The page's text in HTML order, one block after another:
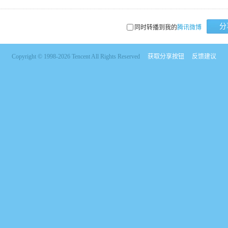
同时转播到我的腾讯微博 分
Copyright © 1998-2026 Tencent All Rights Reserved 获取分享按钮 反馈建议